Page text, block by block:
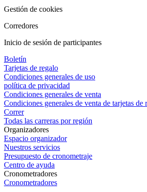
Gestión de cookies
Corredores
Inicio de sesión de participantes
Boletín
Tarjetas de regalo
Condiciones generales de uso
política de privacidad
Condiciones generales de venta
Condiciones generales de venta de tarjetas de
Correr
Todas las carreras por región
Organizadores
Espacio organizador
Nuestros servicios
Presupuesto de cronometraje
Centro de ayuda
Cronometradores
Cronometradores